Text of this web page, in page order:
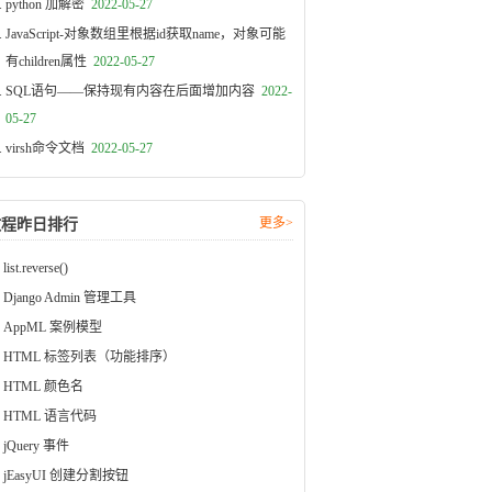
python 加解密 2022-05-27
JavaScript-对象数组里根据id获取name，对象可能
有children属性 2022-05-27
SQL语句——保持现有内容在后面增加内容 2022-
05-27
virsh命令文档 2022-05-27
昨日排行 更多>
list.reverse()
Django Admin 管理工具
AppML 案例模型
HTML 标签列表（功能排序）
HTML 颜色名
HTML 语言代码
jQuery 事件
jEasyUI 创建分割按钮